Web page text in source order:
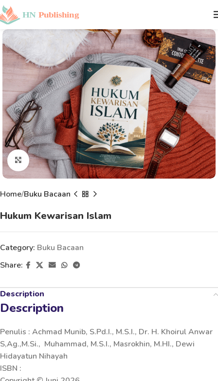
Click to enlarge
Home Buku Bacaan
Hukum Kewarisan Islam
Category: Buku Bacaan
Share:
Description
Description
Penulis : Achmad Munib, S.Pd.I., M.S.I., Dr. H. Khoirul Anwar
S,Ag.,M.Si., Muhammad, M.S.I., Masrokhin, M.HI., Dewi
Hidayatun Nihayah
ISBN :